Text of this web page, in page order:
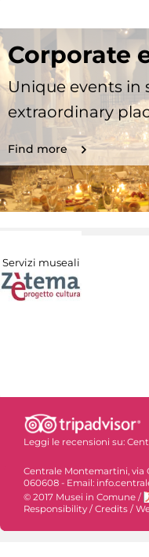
Corporate
Unique events in
extraordinary
Find more
Servizi museali
Leggi le recensioni su:
Centrale Montemartini, via
060608 - Email:
© 2017 Musei in Comune /
Responsibility / Credits /